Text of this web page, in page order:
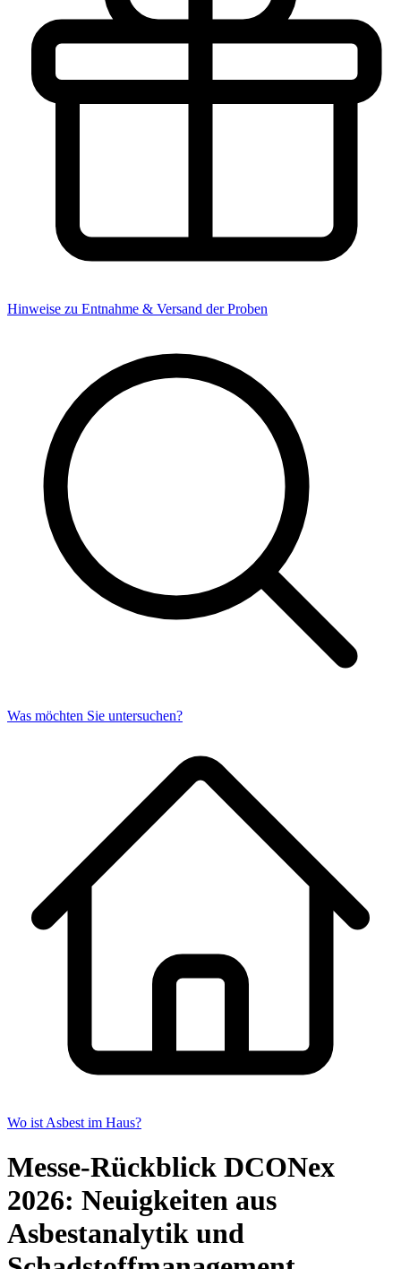
Hinweise zu Entnahme & Versand der Proben
Was möchten Sie untersuchen?
Wo ist Asbest im Haus?
Messe-Rückblick DCONex
2026: Neuigkeiten aus
Asbestanalytik und